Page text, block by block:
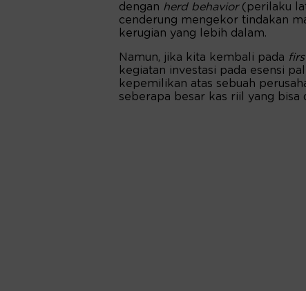
dengan herd behavior(perilaku
cenderung mengekor tindakan
kerugian yang lebih dalam.
Namun, jika kita kembali pada
kegiatan investasi pada esensi
kepemilikan atas sebuah
seberapa besar kas riil yang